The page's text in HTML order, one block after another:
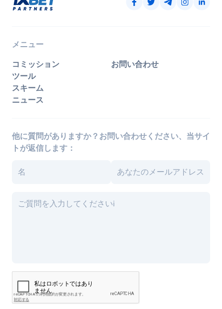
メニュー
コミッション
ツール
スキーム
ニュース
お問い合わせ
他に質問がありますか？お問い合わせください、当サイ
トが返信します：